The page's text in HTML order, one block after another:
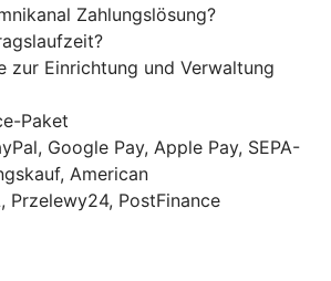
Zahlungslösung?
zur Einrichtung und Verwaltung
Paket
Google Pay, Apple Pay, SEPA-
American
Przelewy24, PostFinance